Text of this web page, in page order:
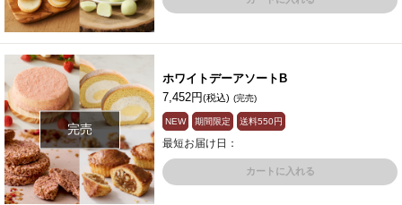
完売
ホワイトデーアソートB
7,452円(税込) (完売)
NEW 期間限定 送料550円
最短お届け日：
カートに入れる